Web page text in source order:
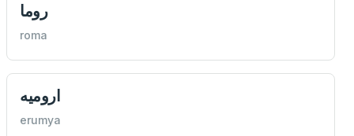
روما
roma
اروميه
erumya